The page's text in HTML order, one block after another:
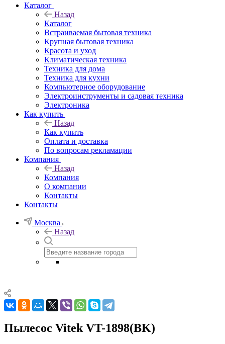
Каталог
Назад
Каталог
Встраиваемая бытовая техника
Крупная бытовая техника
Красота и уход
Климатическая техника
Техника для дома
Техника для кухни
Компьютерное оборудование
Электроинструменты и садовая техника
Электроника
Как купить
Назад
Как купить
Оплата и доставка
По вопросам рекламации
Компания
Назад
Компания
О компании
Контакты
Контакты
Москва
Назад
Пылесос Vitek VT-1898(BK)